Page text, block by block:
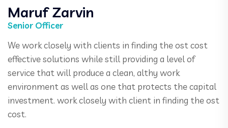
Maruf Zarvin
Senior Officer
We work closely with clients in finding the ost cost
effective solutions while still providing a level of
service that will produce a clean, althy work
environment as well as one that protects the capital
investment. work closely with client in finding the ost
cost.